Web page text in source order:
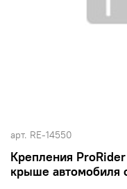
арт. RE-14550
Крепления
крыше автомобиля